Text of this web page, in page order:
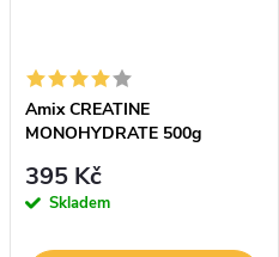
Amix CREATINE
MONOHYDRATE 500g
395 Kč
Skladem